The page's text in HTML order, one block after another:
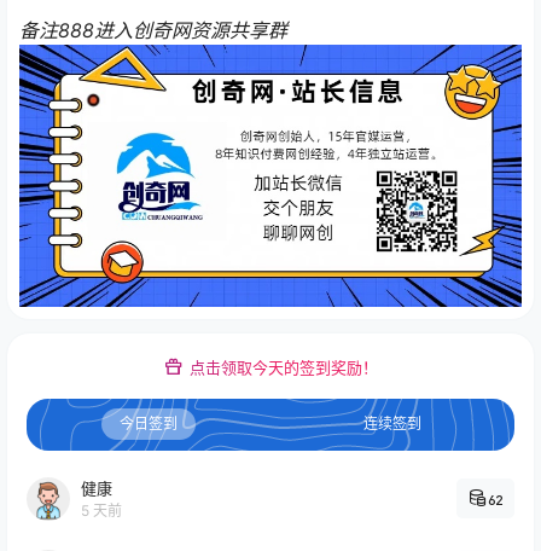
备注888进入创奇网资源共享群
点击领取今天的签到奖励！
今日签到 连续签到
健康
5 天前
62